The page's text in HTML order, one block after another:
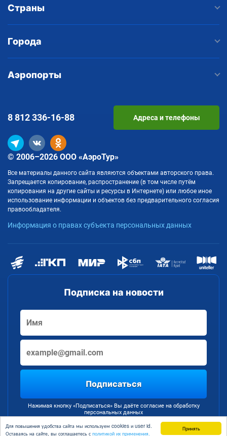
Принять
Для повышения удобства сайта мы используем cookies и user id.
Оставаясь на сайте, вы соглашаетесь с политикой их применения.
Страны
Города
Аэропорты
Подписка на новости
Подписаться
Нажимая кнопку «Подписаться» Вы даёте согласие на обработку
персональных данных
© 2006–2026 ООО «АэроТур»
Все материалы данного сайта являются объектами авторского права.
Запрещается копирование, распространение (в том числе путём
копирования на другие сайты и ресурсы в Интернете) или любое иное
использование информации и объектов без предварительного согласия
правообладателя.
Информация о правах субъекта персональных данных
8 812336-16-88 Адреса и телефоны